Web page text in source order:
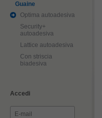
Guaine
Optima autoadesiva
Security+
autoadesiva
Lattice autoadesiva
Con striscia
biadesiva
Accedi